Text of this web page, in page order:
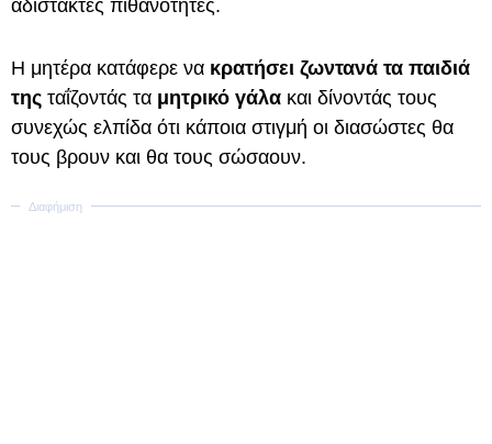
αδίστακτες πιθανότητες.
Η μητέρα κατάφερε να κρατήσει ζωντανά τα παιδιά
της ταΐζοντάς τα μητρικό γάλα και δίνοντάς τους
συνεχώς ελπίδα ότι κάποια στιγμή οι διασώστες θα
τους βρουν και θα τους σώσαουν.